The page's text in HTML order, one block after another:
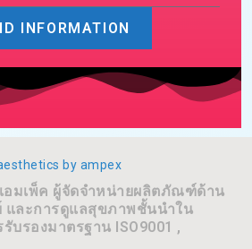
INFORMATION
มเพ็ค ผู้จัดจำหน่ายผลิตภัณฑ์ด้าน
และการดูแลสุขภาพชั้นนำใน
บรองมาตรฐาน ISO9001 ,